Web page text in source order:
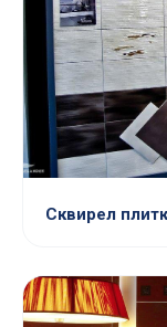
Сквирел